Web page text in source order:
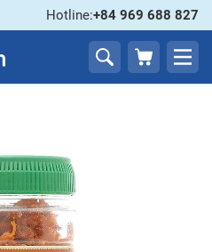
Hotline:+84 969 688 827